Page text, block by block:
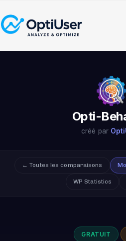
Opti-
créé par
← Toutes les comparaisons
WP Statistics
GRATUIT